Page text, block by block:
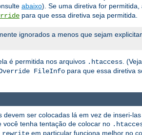
abaixo). Se uma diretiva for permitida,
para que essa diretiva seja permitida.
ignorados a menos que sejam
é permitida nos arquivos .htaccess .
FileInfo para que essa diretiva
ser colocadas lá em vez de inseri-
você tenha tentação de colocar no
em particular funciona melhor no